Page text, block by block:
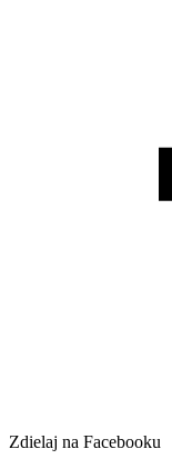
Zdielaj na Facebooku